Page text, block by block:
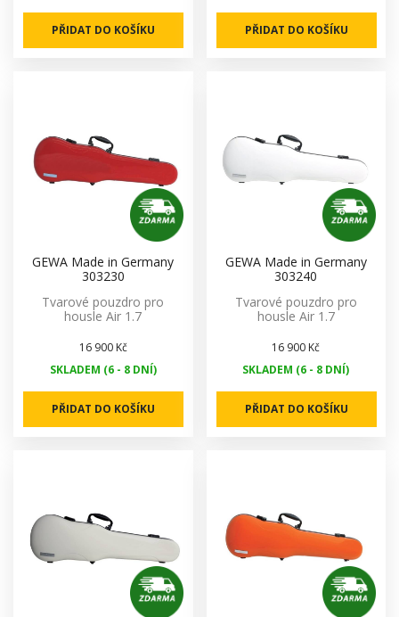
PŘIDAT DO KOŠÍKU PŘIDAT DO KOŠÍKU
GEWA Made in Germany
303230
Tvarové pouzdro pro
housle Air 1.7
16 900 Kč
SKLADEM (6 - 8 DNÍ)
PŘIDAT DO KOŠÍKU
GEWA Made in Germany
303240
Tvarové pouzdro pro
housle Air 1.7
16 900 Kč
SKLADEM (6 - 8 DNÍ)
PŘIDAT DO KOŠÍKU